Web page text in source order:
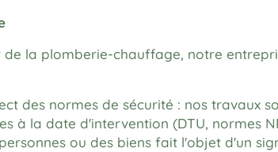
la plomberie-chauffage, notre
des normes de sécurité : nos travaux
à la date d'intervention (DTU, normes
ou des biens fait l'objet d'un